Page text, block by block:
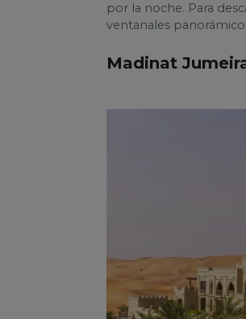
por la noche. Para
ventanales
Madinat